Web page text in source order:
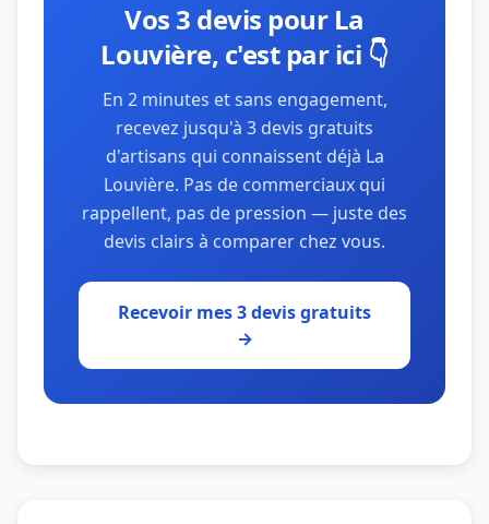
Vos 3 devis pour La
Louvière, c'est par ici 👇
En 2 minutes et sans engagement,
recevez jusqu'à 3 devis gratuits
d'artisans qui connaissent déjà La
Louvière. Pas de commerciaux qui
rappellent, pas de pression — juste des
devis clairs à comparer chez vous.
Recevoir mes 3 devis gratuits
→